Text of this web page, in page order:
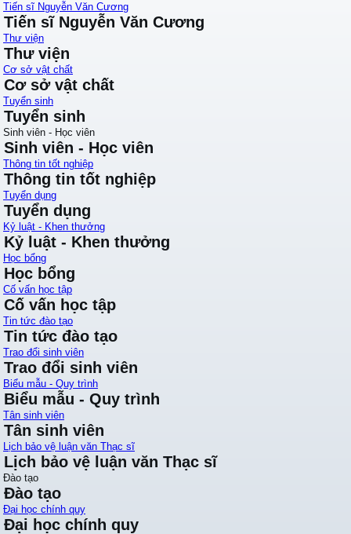
Tiến sĩ Nguyễn Văn Cương
Tiến sĩ Nguyễn Văn Cương
Thư viện
Thư viện
Cơ sở vật chất
Cơ sở vật chất
Tuyển sinh
Tuyển sinh
Sinh viên - Học viên
Sinh viên - Học viên
Thông tin tốt nghiệp
Thông tin tốt nghiệp
Tuyển dụng
Tuyển dụng
Kỷ luật - Khen thưởng
Kỷ luật - Khen thưởng
Học bổng
Học bổng
Cố vấn học tập
Cố vấn học tập
Tin tức đào tạo
Tin tức đào tạo
Trao đổi sinh viên
Trao đổi sinh viên
Biểu mẫu - Quy trình
Biểu mẫu - Quy trình
Tân sinh viên
Tân sinh viên
Lịch bảo vệ luận văn Thạc sĩ
Lịch bảo vệ luận văn Thạc sĩ
Đào tạo
Đào tạo
Đại học chính quy
Đại học chính quy